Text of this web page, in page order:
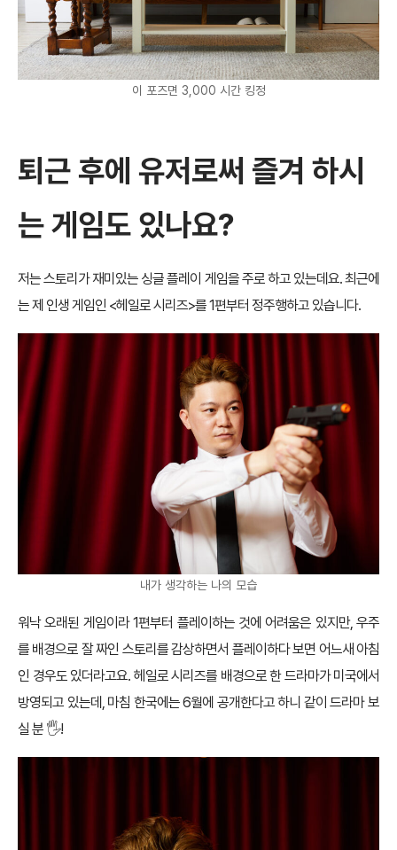
이 포즈면 3,000 시간 킹정
퇴근 후에 유저로써 즐겨 하시
는 게임도 있나요?
저는 스토리가 재미있는 싱글 플레이 게임을 주로 하고 있는데요. 최근에
는 제 인생 게임인 <헤일로 시리즈>를 1편부터 정주행하고 있습니다.
내가 생각하는 나의 모습
워낙 오래된 게임이라 1편부터 플레이하는 것에 어려움은 있지만, 우주
를 배경으로 잘 짜인 스토리를 감상하면서 플레이하다 보면 어느새 아침
인 경우도 있더라고요. 헤일로 시리즈를 배경으로 한 드라마가 미국에서
방영되고 있는데, 마침 한국에는 6월에 공개한다고 하니 같이 드라마 보
실 분 🖐!